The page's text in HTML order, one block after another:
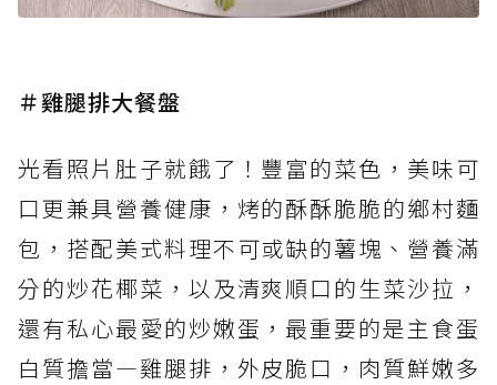
＃雞腿排大餐盤
光看照片肚子就餓了！豐富的菜色，美味可
口更兼具營養健康，烤的酥酥脆脆的鄉村麵
包，搭配美式料理不可或缺的薯塊、營養滿
分的炒花椰菜，以及清爽順口的生菜沙拉，
還有私心最愛的炒嫩蛋，最重要的是主食蛋
白質擔當—雞腿排，外皮脆口，肉質鮮嫩多